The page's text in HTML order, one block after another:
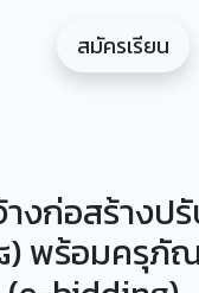
สมัครเรียน
งก่อสร้างป
) พร้อมครุภั